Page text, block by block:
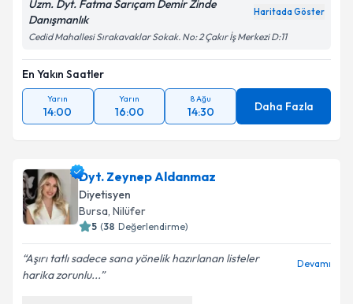
Uzm. Dyt. Fatma Sarıçam Demir Zinde
Danışmanlık
Haritada Göster
Cedid Mahallesi Sırakavaklar Sokak. No: 2 Çakır İş Merkezi D:11
En Yakın Saatler
Yarın
14:00
Yarın
16:00
8 Ağu
14:30 Daha Fazla
Dyt. Zeynep Aldanmaz
Diyetisyen
Bursa, Nilüfer
5 (38 Değerlendirme)
Aşırı tatlı sadece sana yönelik hazırlanan listeler
harika zorunlu...
Devamı